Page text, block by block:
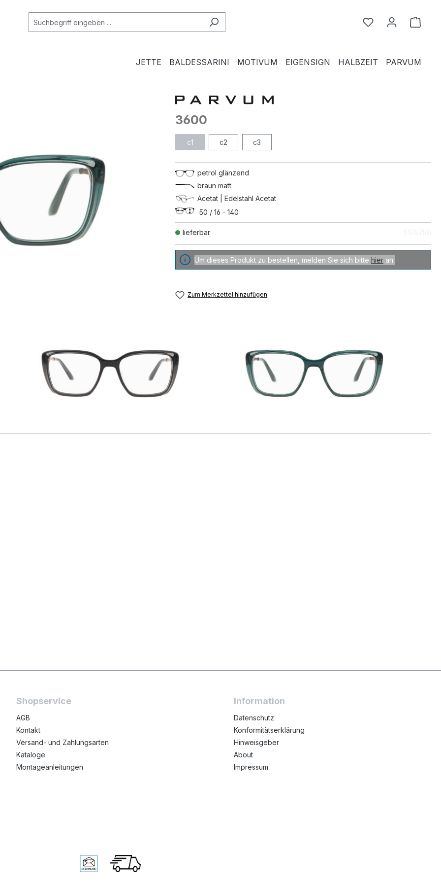
Du hast 0
JETTE BALDESSARINI MOTIVUM EIGENSIGN HALBZEIT PARVUM
lieferbar
3600
c1 c2 c3
petrol glänzend
braun matt
Acetat | Edelstahl Acetat
50 / 16 - 140
Um dieses Produkt zu bestellen, melden Sie sich bitte hier an.
Zum Merkzettel hinzufügen
Shopservice
AGB
Kontakt
Versand- und Zahlungsarten
Kataloge
Montageanleitungen
Information
Datenschutz
Konformitätserklärung
Hinweisgeber
About
Impressum